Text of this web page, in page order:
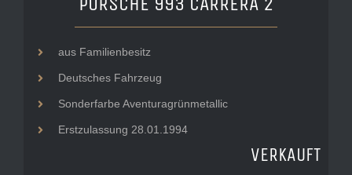
aus Familienbesitz
Deutsches Fahrzeug
Sonderfarbe Aventuragrünmetallic
Erstzulassung 28.01.1994
VERKAUFT